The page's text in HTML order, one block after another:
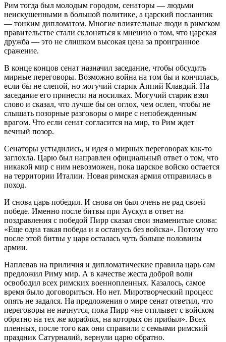
Рим тогда был молодым городом, сенаторы — людьми
неискушенными в большой политике, а царский посланник
— тонким дипломатом. Многие влиятельные люди в римском
правительстве стали склоняться к мнению о том, что царская
дружба — это не слишком высокая цена за проигранное
сражение.
В конце концов сенат назначил заседание, чтобы обсудить
мирные переговоры. Возможно война на том бы и кончилась,
если бы не слепой, но могучий старик Аппий Клавдий. На
заседание его принесли на носилках. Могучий старик взял
слово и сказал, что лучше бы он оглох, чем ослеп, чтобы не
слышать позорные разговоры о мире с непобежденным
врагом. Что если сенат согласится на мир, то Рим ждет
вечный позор.
Сенаторы устыдились, и идея о мирных переговорах как-то
заглохла. Царю был направлен официальный ответ о том, что
никакой мир с ним невозможен, пока царское войско остается
на территории Италии. Новая римская армия отправилась в
поход.
И снова царь победил. И снова он был очень не рад своей
победе. Именно после битвы при Аускул в ответ на
поздравления с победой Пирр сказал свои знаменитые слова:
«Еще одна такая победа и я останусь без войска». Потому что
после этой битвы у царя осталась чуть больше половины
армии.
Наплевав на приличия и дипломатические правила царь сам
предложил Риму мир. А в качестве жеста доброй воли
освободил всех римских военнопленных. Казалось, самое
время было договориться. Но нет. Миротворческий процесс
опять не задался. На предложения о мире сенат ответил, что
переговоры не начнутся, пока Пирр «не отплывет с войском
обратно на тех же кораблях, на которых он прибыл». Всех
пленных, после того как они справили с семьями римский
праздник Сатурналий, вернули царю обратно.